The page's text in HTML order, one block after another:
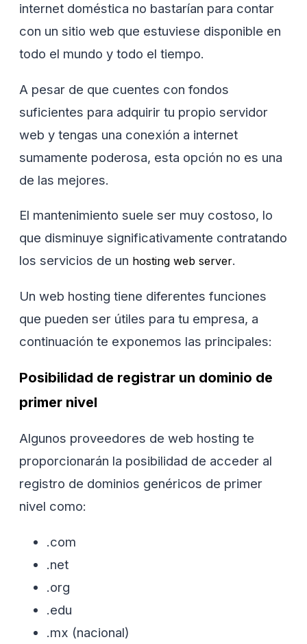
internet doméstica no bastarían para contar
con un sitio web que estuviese disponible en
todo el mundo y todo el tiempo.
A pesar de que cuentes con fondos
suficientes para adquirir tu propio servidor
web y tengas una conexión a internet
sumamente poderosa, esta opción no es una
de las mejores.
El mantenimiento suele ser muy costoso, lo
que disminuye significativamente contratando
los servicios de un hosting web server.
Un web hosting tiene diferentes funciones
que pueden ser útiles para tu empresa, a
continuación te exponemos las principales:
Posibilidad de registrar un dominio de
primer nivel
Algunos proveedores de web hosting te
proporcionarán la posibilidad de acceder al
registro de dominios genéricos de primer
nivel como:
.com
.net
.org
.edu
.mx (nacional)